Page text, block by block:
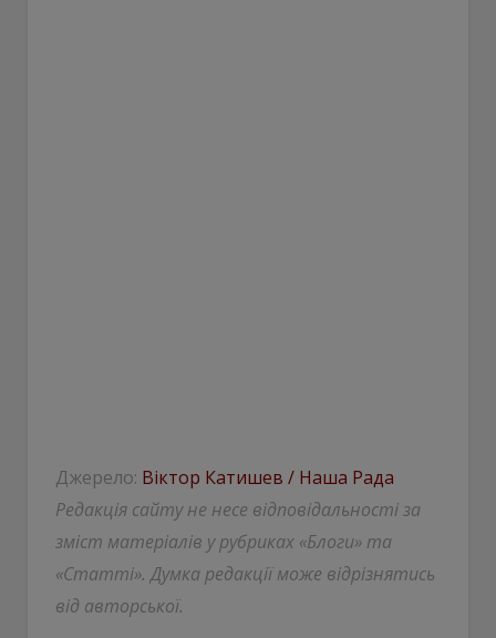
Джерело: Віктор Катишев / Наша Рада
Редакція сайту не несе відповідальності за
зміст матеріалів у рубриках «Блоги» та
«Статті». Думка редакції може відрізнятись
від авторської.